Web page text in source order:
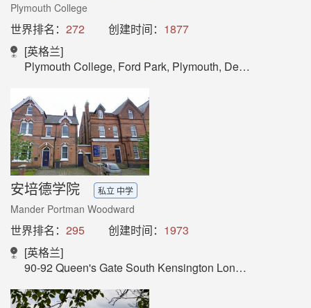
Plymouth College
世界排名： 272 创建时间： 1877
[英格兰]
Plymouth College, Ford Park, Plymouth, Devon PL4 6RN
安培德学院 私立 中学
Mander Portman Woodward
世界排名： 295 创建时间： 1973
[英格兰]
90-92 Queen's Gate South Kensington London SW7 5AB